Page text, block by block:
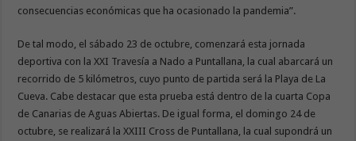
consecuencias económicas que ha ocasionado la pandemia”.
De tal modo, el sábado 23 de octubre, comenzará esta jornada
deportiva con la XXI Travesía a Nado a Puntallana, la cual abarcará un
recorrido de 5 kilómetros, cuyo punto de partida será la Playa de La
Cueva. Cabe destacar que esta prueba está dentro de la cuarta Copa
de Canarias de Aguas Abiertas. De igual forma, el domingo 24 de
octubre, se realizará la XXIII Cross de Puntallana, la cual supondrá un